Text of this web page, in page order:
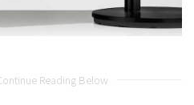
Reading Below